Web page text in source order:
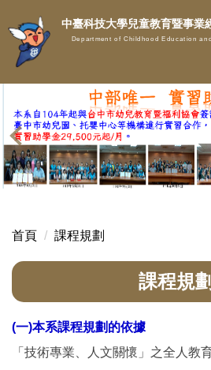
到
主
要
內
容
區
中臺科技大學兒童教育暨事業
Department of Childhood Education
首頁 課程規劃
課程規劃
(一)本系課程規劃的依據
「技術專業、人文關懷」之全人教